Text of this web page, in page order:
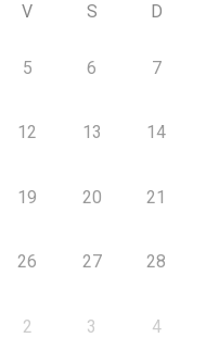
V S D
5 6 7
12 13 14
19 20 21
26 27 28
2 3 4